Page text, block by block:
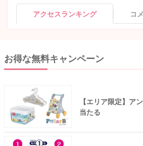
アクセスランキング コ
お得な無料キャンペーン
【エリア限定】ア
当たる